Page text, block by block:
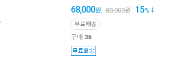
68,000원 80,000원 15%
무료배송
구매 36